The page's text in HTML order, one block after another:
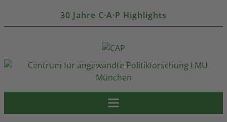
30 Jahre C·A·P Highlights